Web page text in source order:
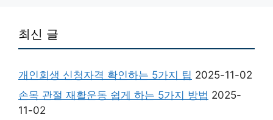
최신 글
개인회생 신청자격 확인하는 5가지 팁 2025-11-02
손목 관절 재활운동 쉽게 하는 5가지 방법 2025-
11-02